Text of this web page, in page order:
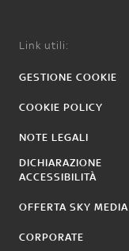
Link utili:
GESTIONE COOKIE
COOKIE POLICY
NOTE LEGALI
DICHIARAZIONE
ACCESSIBILITÀ
OFFERTA SKY MEDIA
CORPORATE